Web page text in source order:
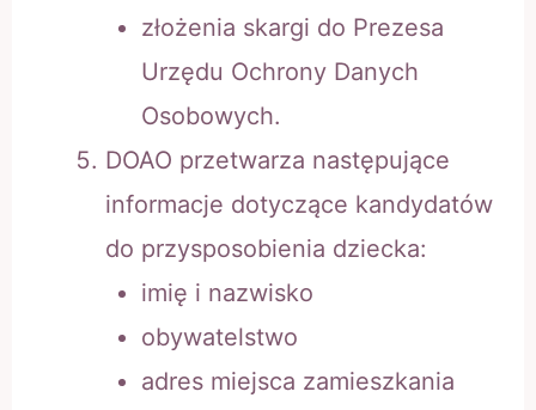
złożenia skargi do Prezesa
Urzędu Ochrony Danych
Osobowych.
DOAO przetwarza następujące
informacje dotyczące kandydatów
do przysposobienia dziecka:
imię i nazwisko
obywatelstwo
adres miejsca zamieszkania